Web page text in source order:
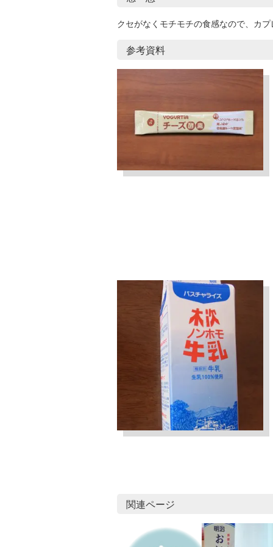
クセがなくモチモチの食感なので、カ
参考資料
関連ページ